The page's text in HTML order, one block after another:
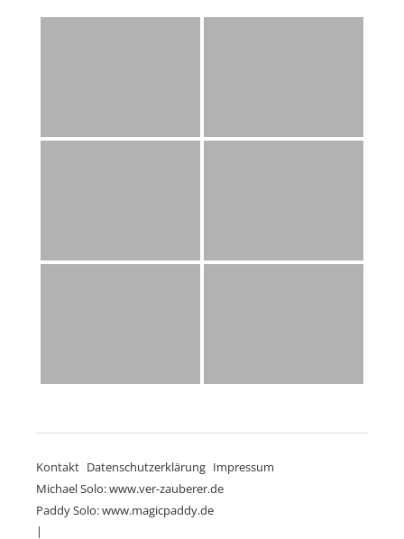
Kontakt Datenschutzerklärung Impressum
Michael Solo: www.ver-zauberer.de
Paddy Solo: www.magicpaddy.de